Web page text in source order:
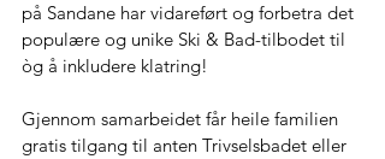
på Sandane har vidareført og forbetra det
populære og unike Ski & Bad-tilbodet til
òg å inkludere klatring!
Gjennom samarbeidet får heile familien
gratis tilgang til anten Trivselsbadet eller